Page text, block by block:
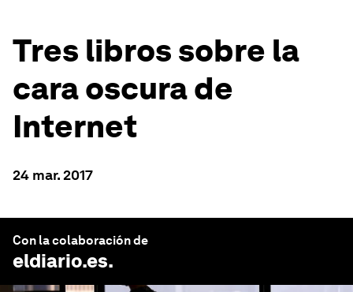
Tres libros sobre la
cara oscura de
Internet
24 mar. 2017
Con la colaboración de
eldiario.es.